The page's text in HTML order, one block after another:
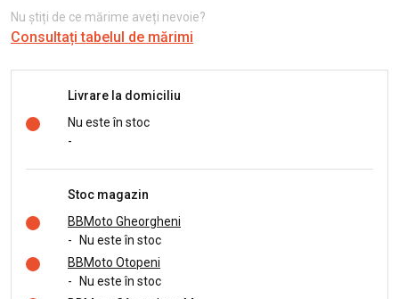
Nu știți de ce mărime aveți nevoie?
Consultați tabelul de mărimi
Livrare la domiciliu
Nu este în stoc
-
Stoc magazin
BBMoto Gheorgheni
-
Nu este în stoc
BBMoto Otopeni
-
Nu este în stoc